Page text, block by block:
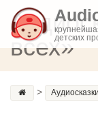
детских
всех»
> Аудиосказки